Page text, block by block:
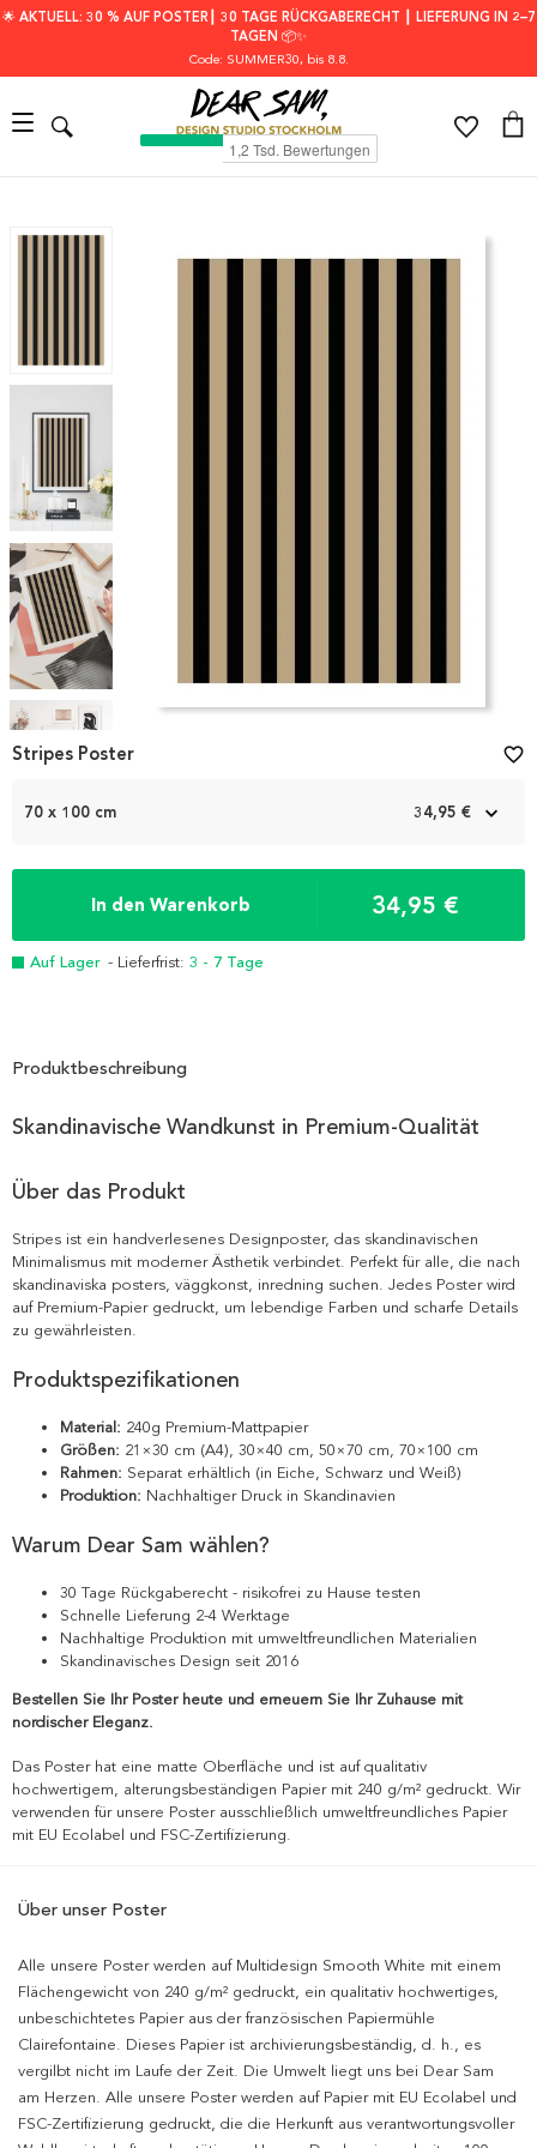
🌟 AKTUELL: 30 % AUF POSTER┃ 30 TAGE RÜCKGABERECHT ┃ LIEFERUNG IN 2–7
TAGEN 📦✨
Code: SUMMER30, bis 8.8.
1
70 x 100 cm 34,95 €
In den Warenkorb 34,95 €
Auf Lager - Lieferfrist: 3 - 7 Tage
Stripes Poster favorite_border
Produktbeschreibung
Skandinavische Wandkunst in Premium-Qualität
Über das Produkt
Stripes ist ein handverlesenes Designposter, das skandinavischen
Minimalismus mit moderner Ästhetik verbindet. Perfekt für alle, die nach
skandinaviska posters, väggkonst, inredning suchen. Jedes Poster wird
auf Premium-Papier gedruckt, um lebendige Farben und scharfe Details
zu gewährleisten.
Produktspezifikationen
Material: 240g Premium-Mattpapier
Größen: 21×30 cm (A4), 30×40 cm, 50×70 cm, 70×100 cm
Rahmen: Separat erhältlich (in Eiche, Schwarz und Weiß)
Produktion: Nachhaltiger Druck in Skandinavien
Warum Dear Sam wählen?
30 Tage Rückgaberecht - risikofrei zu Hause testen
Schnelle Lieferung 2-4 Werktage
Nachhaltige Produktion mit umweltfreundlichen Materialien
Skandinavisches Design seit 2016
Bestellen Sie Ihr Poster heute und erneuern Sie Ihr Zuhause mit
nordischer Eleganz.
Das Poster hat eine matte Oberfläche und ist auf qualitativ
hochwertigem, alterungsbeständigen Papier mit 240 g/m² gedruckt. Wir
verwenden für unsere Poster ausschließlich umweltfreundliches Papier
mit EU Ecolabel und FSC-Zertifizierung.
Über unser Poster
Alle unsere Poster werden auf Multidesign Smooth White mit einem
Flächengewicht von 240 g/m² gedruckt, ein qualitativ hochwertiges,
unbeschichtetes Papier aus der französischen Papiermühle
Clairefontaine. Dieses Papier ist archivierungsbeständig, d. h., es
vergilbt nicht im Laufe der Zeit. Die Umwelt liegt uns bei Dear Sam
am Herzen. Alle unsere Poster werden auf Papier mit EU Ecolabel und
FSC-Zertifizierung gedruckt, die die Herkunft aus verantwortungsvoller